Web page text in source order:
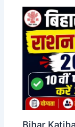
Bihar